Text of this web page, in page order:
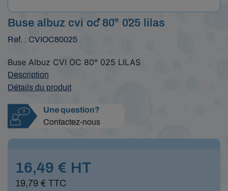
Buse albuz cvi oc 80° 025 lilas
Ref. : CVIOC80025
Buse Albuz CVI OC 80° 025 LILAS
Description
Détails du produit
Une question?
Contactez-nous
16,49 € HT
19,79 € TTC